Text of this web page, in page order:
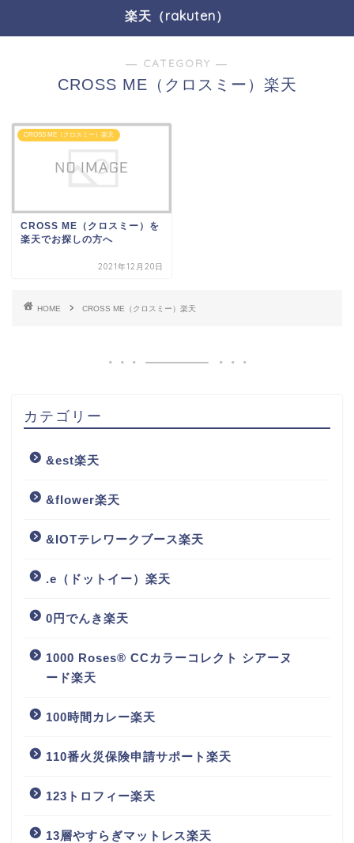
楽天（rakuten）
― CATEGORY ―
CROSS ME（クロスミー）楽天
CROSS ME（クロスミー）楽天
CROSS ME（クロスミー）を
楽天でお探しの方へ
2021年12月20日
HOME CROSS ME（クロスミー）楽天
カテゴリー
&est楽天
&flower楽天
&IOTテレワークブース楽天
.e（ドットイー）楽天
0円でんき楽天
1000 Roses® CCカラーコレクト シアーヌ
ード楽天
100時間カレー楽天
110番火災保険申請サポート楽天
123トロフィー楽天
13層やすらぎマットレス楽天